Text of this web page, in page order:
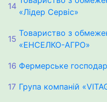
14
«Лідер Сервіс»
15
Товариство з
«ЕНСЕЛКО-АГРО»
16 Фермерське
17 Група компаній